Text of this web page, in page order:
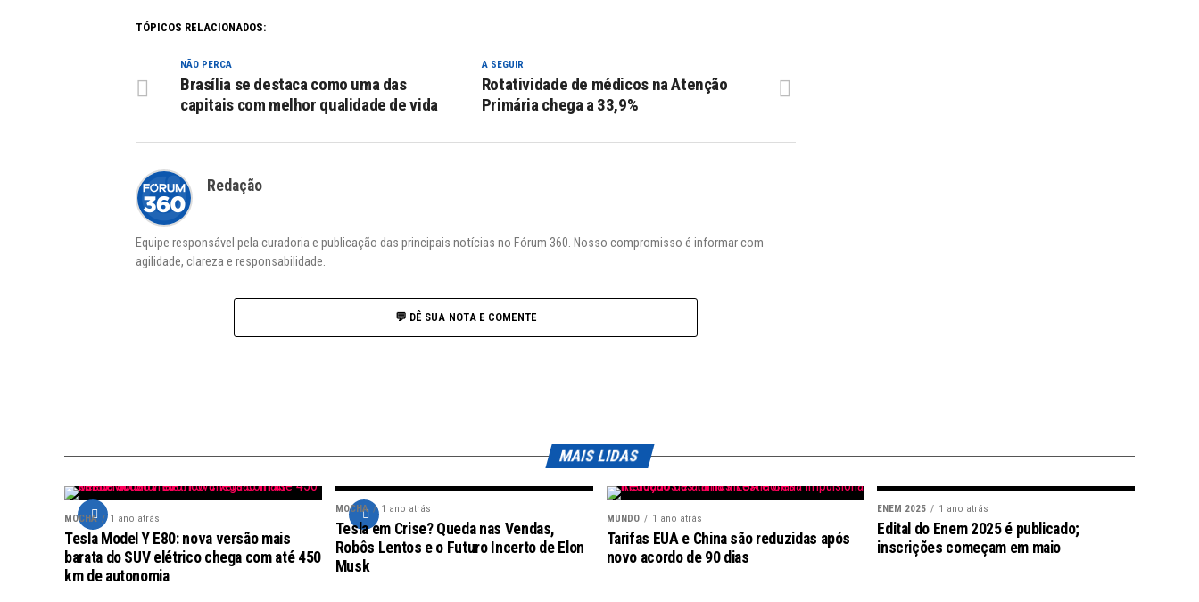
TÓPICOS RELACIONADOS:
A SEGUIR
Rotatividade de médicos na Atenção
Primária chega a 33,9%
NÃO PERCA
Brasília se destaca como uma das
capitais com melhor qualidade de vida
Redação
Equipe responsável pela curadoria e publicação das principais notícias no Fórum 360. Nosso compromisso é informar com
agilidade, clareza e responsabilidade.
💬 DÊ SUA NOTA E COMENTE
MAIS LIDAS
MOCHA 1 ano atrás
Tesla Model Y E80: nova versão mais
barata do SUV elétrico chega com até 450
km de autonomia
MOCHA 1 ano atrás
Tesla em Crise? Queda nas Vendas,
Robôs Lentos e o Futuro Incerto de Elon
Musk
MUNDO 1 ano atrás
Tarifas EUA e China são reduzidas após
novo acordo de 90 dias
ENEM 2025 1 ano atrás
Edital do Enem 2025 é publicado;
inscrições começam em maio